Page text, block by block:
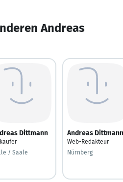
Andreas
Dittmann
/ Saale
Andreas Dittmann
Web-Redakteur
Nürnberg